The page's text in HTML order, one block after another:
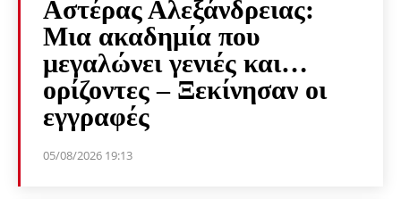
Αστέρας Αλεξάνδρειας:
Μια ακαδημία που
μεγαλώνει γενιές και…
ορίζοντες – Ξεκίνησαν οι
εγγραφές
05/08/2026 19:13